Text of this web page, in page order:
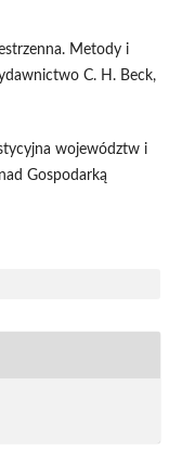
Metody i
C. H. Beck,
województw i
Gospodarką